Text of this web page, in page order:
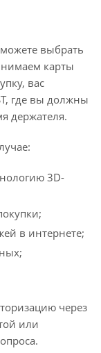
выбрать
карты
вас
где вы должны
держателя.
3D-
в интернете;
через
или